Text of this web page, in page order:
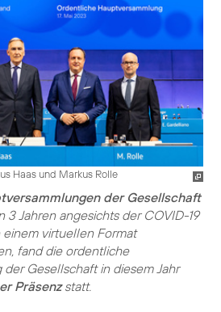
Haas und Markus Rolle
der Gesellschaft
3 Jahren angesichts der COVID-19
virtuellen Format
fand die ordentliche
Gesellschaft in diesem Jahr
Präsenzstatt.